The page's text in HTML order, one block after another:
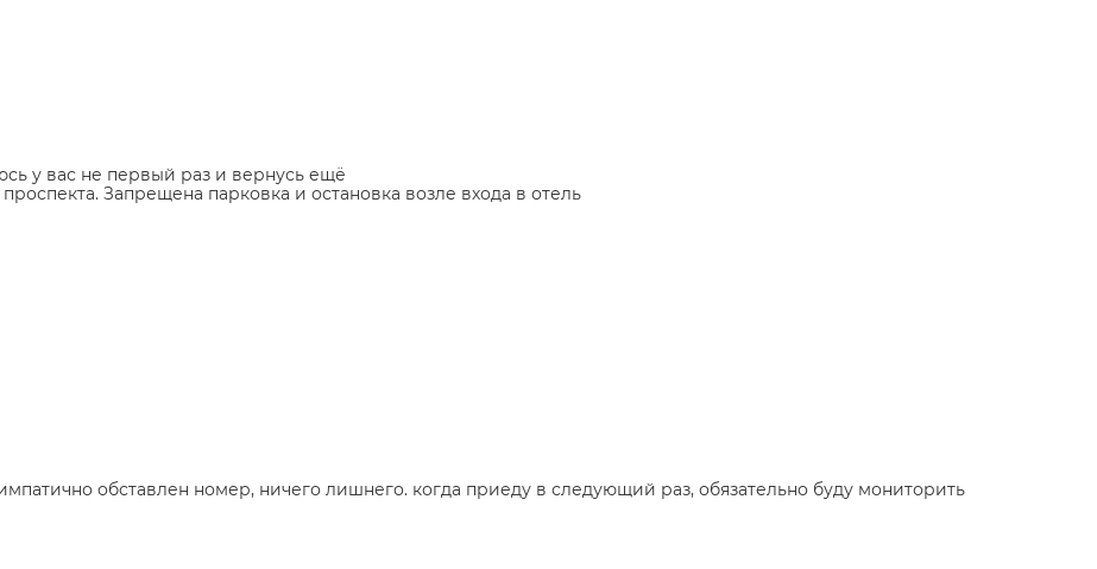
у вас не первый раз и вернусь ещё
Запрещена парковка и остановка возле входа в отель
обставлен номер, ничего лишнего. когда приеду в следующий раз, обязательно буду мониторить